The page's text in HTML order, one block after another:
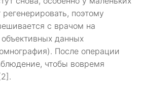
поэтому
с врачом на
данных
После операции
чтобы вовремя